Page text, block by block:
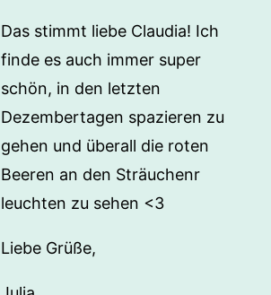
Das stimmt liebe Claudia! Ich
finde es auch immer super
schön, in den letzten
Dezembertagen spazieren zu
gehen und überall die roten
Beeren an den Sträuchenr
leuchten zu sehen <3
Liebe Grüße,